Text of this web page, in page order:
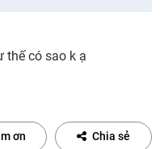
thế có sao k ạ
ơn Chia sẻ